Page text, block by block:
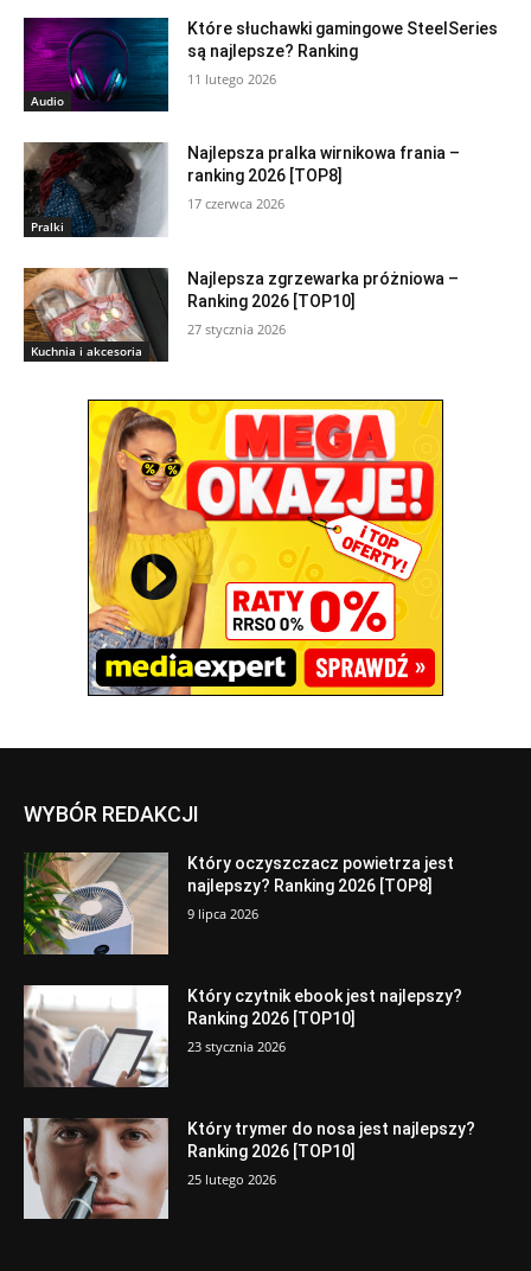
Audio
Które słuchawki gamingowe SteelSeries
są najlepsze? Ranking
11 lutego 2026
Pralki
Najlepsza pralka wirnikowa frania –
ranking 2026 [TOP8]
17 czerwca 2026
Kuchnia i akcesoria
Najlepsza zgrzewarka próżniowa –
Ranking 2026 [TOP10]
27 stycznia 2026
WYBÓR REDAKCJI
Który oczyszczacz powietrza jest
najlepszy? Ranking 2026 [TOP8]
9 lipca 2026
Który czytnik ebook jest najlepszy?
Ranking 2026 [TOP10]
23 stycznia 2026
Który trymer do nosa jest najlepszy?
Ranking 2026 [TOP10]
25 lutego 2026